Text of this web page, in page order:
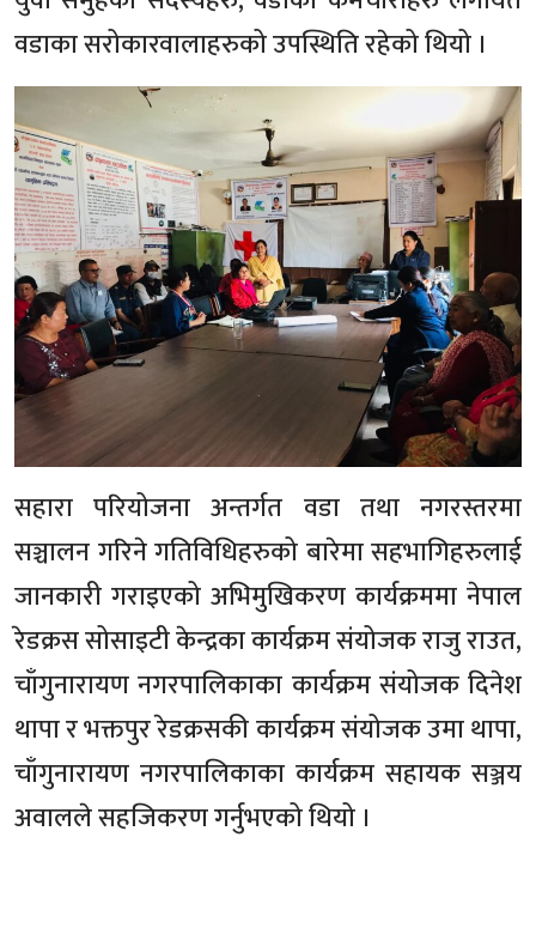
वडाका सरोकारवालाहरुको उपस्थिति रहेको थियो ।
सहारा परियोजना अन्तर्गत वडा तथा नगरस्तरमा
सञ्चालन गरिने गतिविधिहरुको बारेमा सहभागिहरुलाई
जानकारी गराइएको अभिमुखिकरण कार्यक्रममा नेपाल
रेडक्रस सोसाइटी केन्द्रका कार्यक्रम संयोजक राजु राउत,
चाँगुनारायण नगरपालिकाका कार्यक्रम संयोजक दिनेश
थापा र भक्तपुर रेडक्रसकी कार्यक्रम संयोजक उमा थापा,
चाँगुनारायण नगरपालिकाका कार्यक्रम सहायक सञ्जय
अवालले सहजिकरण गर्नुभएको थियो ।